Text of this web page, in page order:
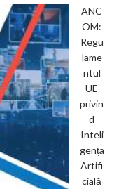
ANC
OM:
Regu
lame
ntul
UE
privin
d
Inteli
gența
Artifi
cială